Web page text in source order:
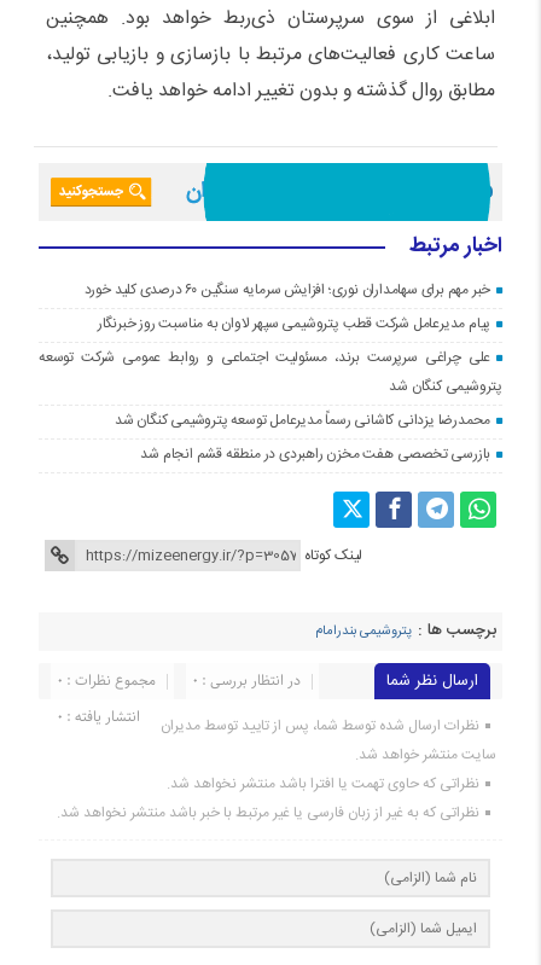
ابلاغی از سوی سرپرستان ذی‌ربط خواهد بود. همچنین
ساعت کاری فعالیت‌های مرتبط با بازسازی و بازیابی تولید،
مطابق روال گذشته و بدون تغییر ادامه خواهد یافت.
اخبار مرتبط
خبر مهم برای سهامداران نوری؛ افزایش سرمایه سنگین ۶۰ درصدی کلید خورد
پیام مدیرعامل شرکت قطب پتروشیمی سپهر لاوان به مناسبت روز خبرنگار
علی چراغی سرپرست برند، مسئولیت اجتماعی و روابط عمومی شرکت توسعه
پتروشیمی کنگان شد
محمدرضا یزدانی کاشانی رسماً مدیرعامل توسعه پتروشیمی کنگان شد
بازرسی تخصصی هفت مخزن راهبردی در منطقه قشم انجام شد
لینک کوتاه
برچسب ها : پتروشیمی بندرامام
ارسال نظر شما مجموع نظرات : 0
در انتظار بررسی : 0
انتشار یافته : 0
نظرات ارسال شده توسط شما، پس از تایید توسط مدیران
سایت منتشر خواهد شد.
نظراتی که حاوی تهمت یا افترا باشد منتشر نخواهد شد.
نظراتی که به غیر از زبان فارسی یا غیر مرتبط با خبر باشد منتشر نخواهد شد.